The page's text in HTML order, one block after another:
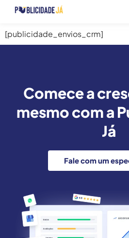
[publicidade_envios_crm]
Comece a
mesmo com a
Já
Fale com um